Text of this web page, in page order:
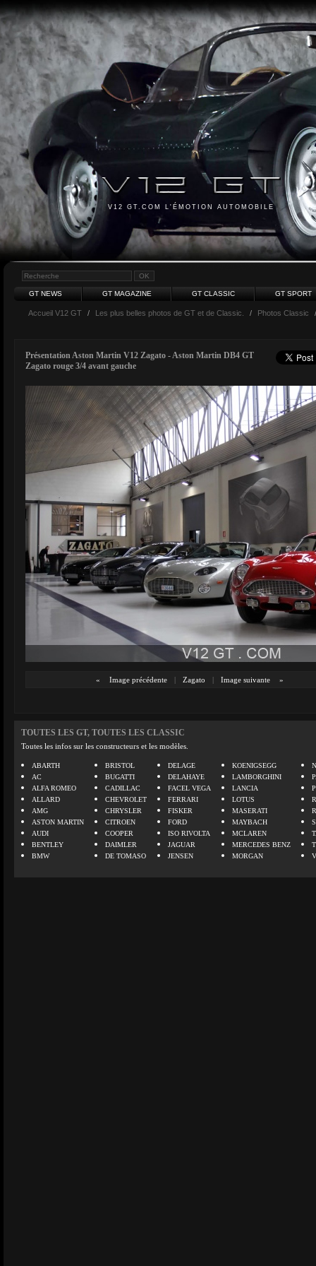
V12 GT.COM L'ÉMOTION AUTOMOBILE
GT NEWS GT MAGAZINE GT CLASSIC GT SPORT
Accueil V12 GT / Les plus belles photos de GT et de Classic. / Photos Classic
Présentation Aston Martin V12 Zagato - Aston Martin DB4 GT
Zagato rouge 3/4 avant gauche
« Image précédente | Zagato | Image suivante »
TOUTES LES GT, TOUTES LES CLASSIC
Toutes les infos sur les constructeurs et les modèles.
ABARTH
AC
ALFA ROMEO
ALLARD
AMG
ASTON MARTIN
AUDI
BENTLEY
BMW
BRISTOL
BUGATTI
CADILLAC
CHEVROLET
CHRYSLER
CITROEN
COOPER
DAIMLER
DE TOMASO
DELAGE
DELAHAYE
FACEL VEGA
FERRARI
FISKER
FORD
ISO RIVOLTA
JAGUAR
JENSEN
KOENIGSEGG
LAMBORGHINI
LANCIA
LOTUS
MASERATI
MAYBACH
MCLAREN
MERCEDES BENZ
MORGAN